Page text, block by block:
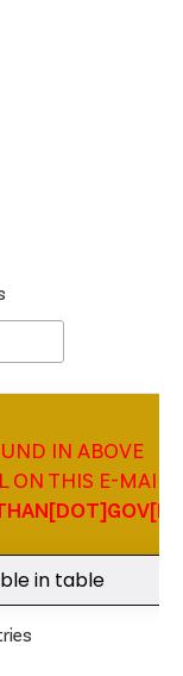
IN ABOVE
ON THIS E-MAIL
in table